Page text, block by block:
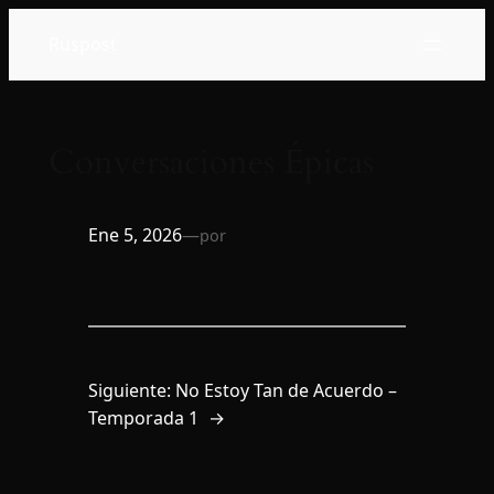
contenido
Ene 5, 2026—por
Siguiente: No Estoy Tan de Acuerdo –
Temporada 1
→